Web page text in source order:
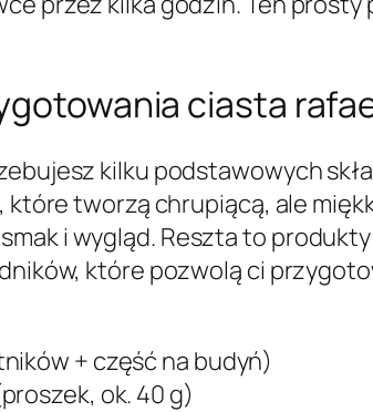
ciasta
kilku podstawowych
tworzą chrupiącą, ale
i wygląd. Reszta to
które pozwolą ci
+ część na budyń)
ok. 40 g)